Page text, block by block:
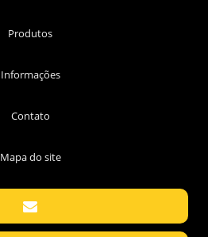
Produtos
Informações
Contato
Mapa do site